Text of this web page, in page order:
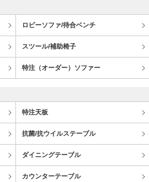
ロビーソファ/待合ベンチ
スツール/補助椅子
特注（オーダー）ソファー
特注天板
抗菌/抗ウイルステーブル
ダイニングテーブル
カウンターテーブル